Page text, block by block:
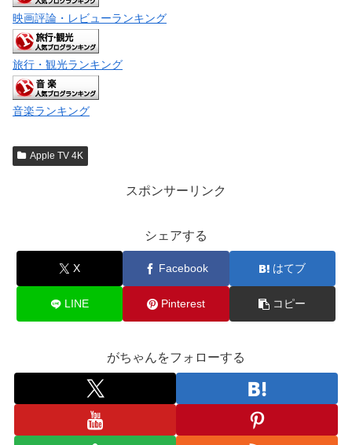
映画評論・レビューランキング
旅行・観光ランキング
音楽ランキング
Apple TV 4K
スポンサーリンク
シェアする
X Facebook はてブ
LINE Pinterest コピー
がちゃんをフォローする